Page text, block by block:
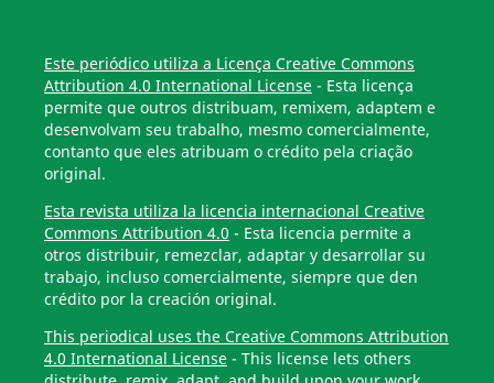
Este periódico utiliza a Licença Creative Commons
Attribution 4.0 International License- Esta licença
permite que outros distribuam, remixem, adaptem e
desenvolvam seu trabalho, mesmo comercialmente,
contanto que eles atribuam o crédito pela criação
original.
Esta revista utiliza la licencia internacional Creative
Commons Attribution 4.0 - Esta licencia permite a
otros distribuir, remezclar, adaptar y desarrollar su
trabajo, incluso comercialmente, siempre que den
crédito por la creación original.
This periodical uses the Creative Commons Attribution
4.0 International License- This license lets others